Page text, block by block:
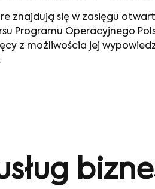
znajdują się w zasięgu
Programu Operacyjnego
z możliwościa jej